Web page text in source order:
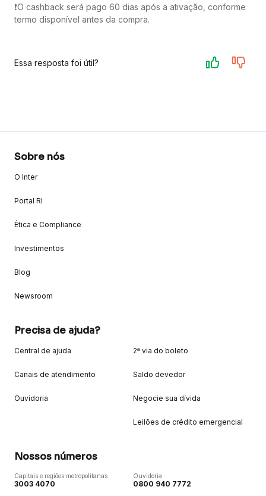
❗️O cashback será pago 60 dias após a ativação, conforme
termo disponível antes da compra.
Essa resposta foi útil?
Sobre nós
O Inter
Portal RI
Ética e Compliance
Investimentos
Blog
Newsroom
Precisa de ajuda?
Central de ajuda
Canais de atendimento
Ouvidoria
2ª via do boleto
Saldo devedor
Negocie sua dívida
Leilões de crédito emergencial
Nossos números
Capitais e regiões metropolitanas
3003 4070
Ouvidoria
0800 940 7772